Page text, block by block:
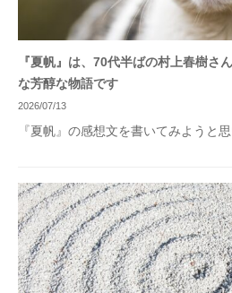
『夏帆』は、70代半ばの村上春樹さ
な芳醇な物語です
2026/07/13
『夏帆』の感想文を書いてみようと